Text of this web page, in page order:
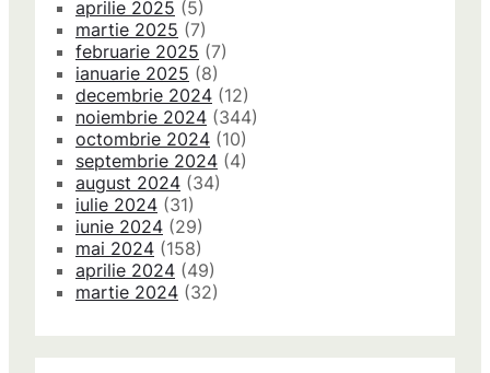
aprilie 2025 (5)
martie 2025 (7)
februarie 2025 (7)
ianuarie 2025 (8)
decembrie 2024 (12)
noiembrie 2024 (344)
octombrie 2024 (10)
septembrie 2024 (4)
august 2024 (34)
iulie 2024 (31)
iunie 2024 (29)
mai 2024 (158)
aprilie 2024 (49)
martie 2024 (32)